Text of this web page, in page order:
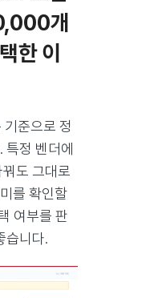
개
한 이
준으로 정
특정 벤더에
도 그대로
를 확인할
여부를 판
습니다.